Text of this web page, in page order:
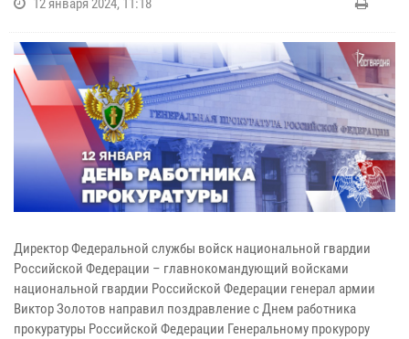
12 января 2024, 11:18
Директор Федеральной службы войск национальной гвардии
Российской Федерации – главнокомандующий войсками
национальной гвардии Российской Федерации генерал армии
Виктор Золотов направил поздравление с Днем работника
прокуратуры Российской Федерации Генеральному прокурору